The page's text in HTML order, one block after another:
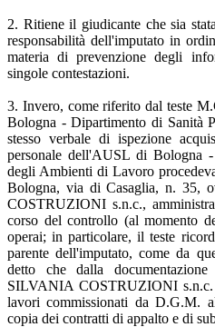
2. Ritiene il giudicante che sia
responsabilità dell'imputato in
materia di prevenzione degli
singole contestazioni.
3. Invero, come riferito dal teste
Bologna - Dipartimento di Sanità
stesso verbale di ispezione
personale dell'AUSL di Bologna
degli Ambienti di Lavoro
Bologna, via di Casaglia, n. 35,
COSTRUZIONI s.n.c.,
corso del controllo (al momento
operai; in particolare, il teste
parente dell'imputato, come da
detto che dalla
SILVANIA COSTRUZIONI s.n.c.
lavori commissionati da
copia dei contratti di appalto e di